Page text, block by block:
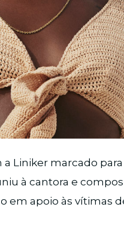
Liniker marcado para
à cantora e
apoio às vítimas